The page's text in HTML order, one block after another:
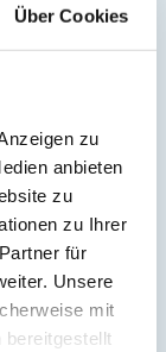
Über Cookies
zu
anbieten
zu
zu Ihrer
für
Unsere
mit
bereitgestellt